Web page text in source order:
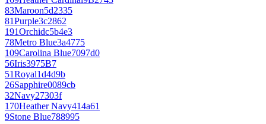
83Maroon5d2335
81Purple3c2862
191Orchidc5b4e3
78Metro Blue3a4775
109Carolina Blue7097d0
56Iris3975B7
51Royal1d4d9b
26Sapphire0089cb
32Navy27303f
170Heather Navy414a61
9Stone Blue788995